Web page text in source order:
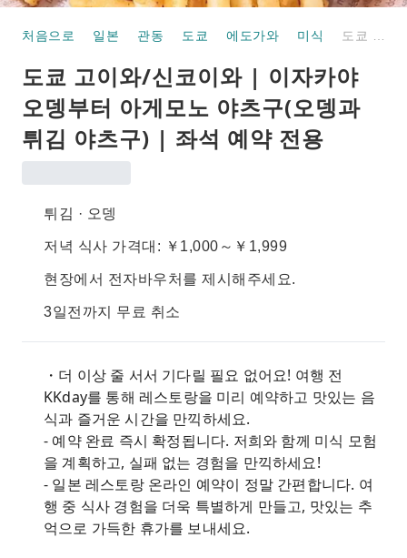
처음으로 일본 관동 도쿄 에도가와 미식
도쿄 고이와/신코이와 | 이자카야
오뎅부터 아게모노 야츠구(오뎅과
튀김 야츠구) | 좌석 예약 전용
튀김 · 오뎅
저녁 식사 가격대: ￥1,000～￥1,999
현장에서 전자바우처를 제시해주세요.
3일전까지 무료 취소
・더 이상 줄 서서 기다릴 필요 없어요! 여행 전
KKday를 통해 레스토랑을 미리 예약하고 맛있는 음
식과 즐거운 시간을 만끽하세요.
- 예약 완료 즉시 확정됩니다. 저희와 함께 미식 모험
을 계획하고, 실패 없는 경험을 만끽하세요!
- 일본 레스토랑 온라인 예약이 정말 간편합니다. 여
행 중 식사 경험을 더욱 특별하게 만들고, 맛있는 추
억으로 가득한 휴가를 보내세요.